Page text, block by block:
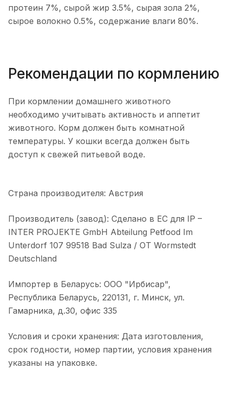
протеин 7%, сырой жир 3.5%, сырая зола 2%,
сырое волокно 0.5%, содержание влаги 80%.
Рекомендации по кормлению
При кормлении домашнего животного
необходимо учитывать активность и аппетит
животного. Корм должен быть комнатной
температуры. У кошки всегда должен быть
доступ к свежей питьевой воде.
Страна производителя: Австрия
Производитель (завод): Сделано в ЕС для IP –
INTER PROJEKTE GmbH Abteilung Petfood Im
Unterdorf 107 99518 Bad Sulza / OT Wormstedt
Deutschland
Импортер в Беларусь: ООО "Ирбисар",
Республика Беларусь, 220131, г. Минск, ул.
Гамарника, д.30, офис 335
Условия и сроки хранения: Дата изготовления,
срок годности, номер партии, условия хранения
указаны на упаковке.